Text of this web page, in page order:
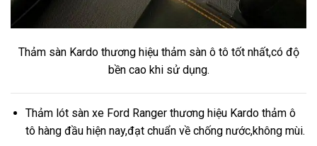
Thảm sàn Kardo thương hiệu thảm sàn ô tô tốt nhất,có độ
bền cao khi sử dụng.
Thảm lót sàn xe Ford Ranger thương hiệu Kardo thảm ô
tô hàng đầu hiện nay,đạt chuẩn về chống nước,không mùi.